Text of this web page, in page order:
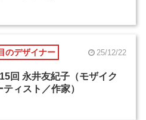
のデザイナー 25/12/22
回 永井友紀子（モザイク
ティスト／作家）